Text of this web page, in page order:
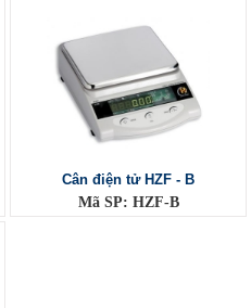
Cân điện tử HZF - B
Mã SP: HZF-B